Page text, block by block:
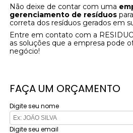
Não deixe de contar com uma
gerenciamento de resíduos
correta dos resíduos gerados em
Entre em contato com a
as soluções que a empresa pode
negócio!
FAÇA UM ORÇAMENTO
Digite seu nome
Digite seu email